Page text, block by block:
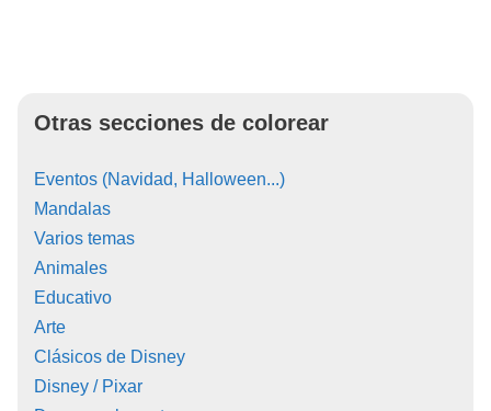
Otras secciones de colorear
Eventos (Navidad, Halloween...)
Mandalas
Varios temas
Animales
Educativo
Arte
Clásicos de Disney
Disney / Pixar